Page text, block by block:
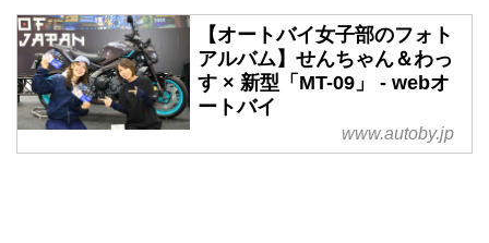
【オートバイ女子部のフォト
アルバム】せんちゃん＆わっ
す × 新型「MT-09」 - webオ
ートバイ
www.autoby.jp